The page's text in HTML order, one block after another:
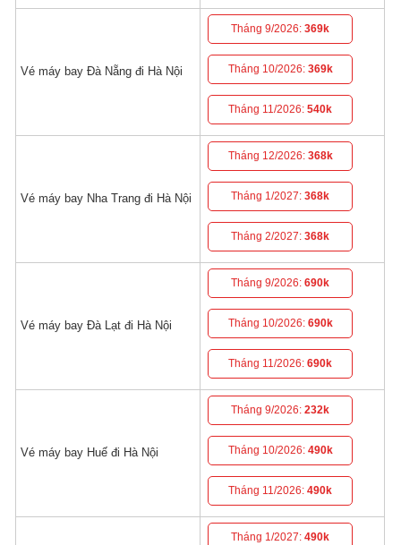
Vé máy bay Đà Nẵng đi Hà Nội
Tháng 9/2026:369k
Tháng 10/2026: 369k
Tháng 11/2026:540k
Vé máy bay Nha Trang đi Hà Nội
Tháng 12/2026: 368k
Tháng 1/2027:368k
Tháng 2/2027:368k
Vé máy bay Đà Lạt đi Hà Nội
Tháng 9/2026:690k
Tháng 10/2026: 690k
Tháng 11/2026:690k
Vé máy bay Huế đi Hà Nội
Tháng 9/2026:232k
Tháng 10/2026: 490k
Tháng 11/2026:490k
Tháng 1/2027:490k